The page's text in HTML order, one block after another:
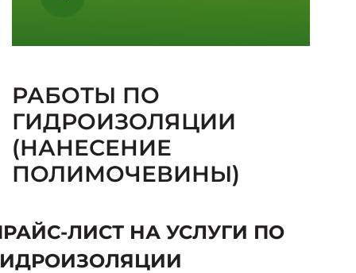
РАБОТЫ ПО
ГИДРОИЗОЛЯЦИИ
(НАНЕСЕНИЕ
ПОЛИМОЧЕВИНЫ)
ЛИСТ НА УСЛУГИ ПО